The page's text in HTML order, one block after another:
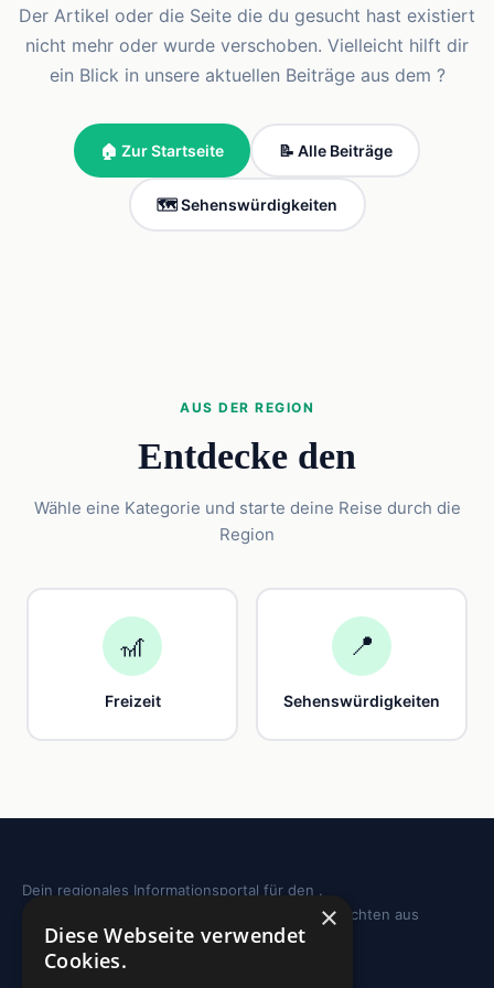
Der Artikel oder die Seite die du gesucht hast existiert
nicht mehr oder wurde verschoben. Vielleicht hilft dir
ein Blick in unsere aktuellen Beiträge aus dem ?
🏠 Zur Startseite 📝 Alle Beiträge
🗺️ Sehenswürdigkeiten
AUS DER REGION
Entdecke den
Wähle eine Kategorie und starte deine Reise durch die
Region
🎢
Freizeit
📍
Sehenswürdigkeiten
Dein regionales Informationsportal für den .
Sehenswürdigkeiten, Ausflugstipps und Geschichten aus
deiner Region.
×
Diese Webseite verwendet
Cookies.